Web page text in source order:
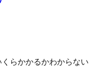
らかかるかわからない